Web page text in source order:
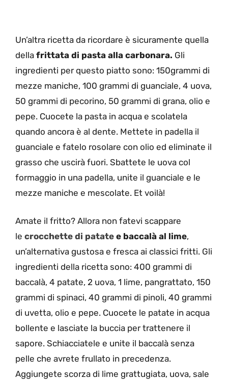
Un’altra ricetta da ricordare è sicuramente quella
della frittata di pasta alla carbonara. Gli
ingredienti per questo piatto sono: 150grammi di
mezze maniche, 100 grammi di guanciale, 4 uova,
50 grammi di pecorino, 50 grammi di grana, olio e
pepe. Cuocete la pasta in acqua e scolatela
quando ancora è al dente. Mettete in padella il
guanciale e fatelo rosolare con olio ed eliminate il
grasso che uscirà fuori. Sbattete le uova col
formaggio in una padella, unite il guanciale e le
mezze maniche e mescolate. Et voilà!
Amate il fritto? Allora non fatevi scappare
le crocchette di patate e baccalà al lime,
un’alternativa gustosa e fresca ai classici fritti. Gli
ingredienti della ricetta sono: 400 grammi di
baccalà, 4 patate, 2 uova, 1 lime, pangrattato, 150
grammi di spinaci, 40 grammi di pinoli, 40 grammi
di uvetta, olio e pepe. Cuocete le patate in acqua
bollente e lasciate la buccia per trattenere il
sapore. Schiacciatele e unite il baccalà senza
pelle che avrete frullato in precedenza.
Aggiungete scorza di lime grattugiata, uova, sale